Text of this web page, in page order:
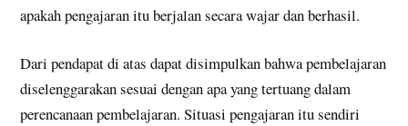
apakah pengajaran itu berjalan secara wajar dan berhasil.
Dari pendapat di atas dapat disimpulkan bahwa pembelajaran
diselenggarakan sesuai dengan apa yang tertuang dalam
perencanaan pembelajaran. Situasi pengajaran itu sendiri